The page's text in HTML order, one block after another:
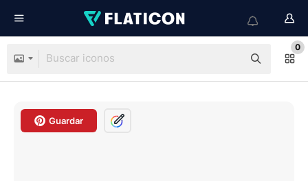
0
Guardar